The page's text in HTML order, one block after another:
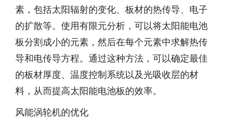
素，包括太阳辐射的变化、板材的热传导、电子
的扩散等。使用有限元分析，可以将太阳能电池
板分割成小的元素，然后在每个元素中求解热传
导和电传导方程。通过这种方法，可以确定最佳
的板材厚度、温度控制系统以及光吸收层的材
料，从而提高太阳能电池板的效率。
风能涡轮机的优化